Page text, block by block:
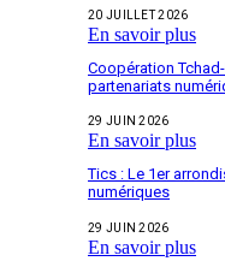
20 JUILLET 2026
En savoir plus
Coopération
partenariats
29 JUIN 2026
En savoir plus
Tics : Le 1er
numériques
29 JUIN 2026
En savoir plus